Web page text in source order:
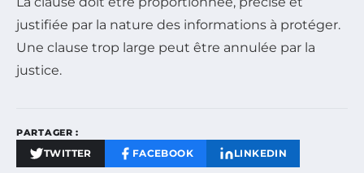
justifiée par la nature des informations à protéger.
Une clause trop large peut être annulée par la
justice.
PARTAGER :
TWITTER FACEBOOK LINKEDIN